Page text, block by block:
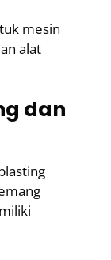
mesin
alat
dan